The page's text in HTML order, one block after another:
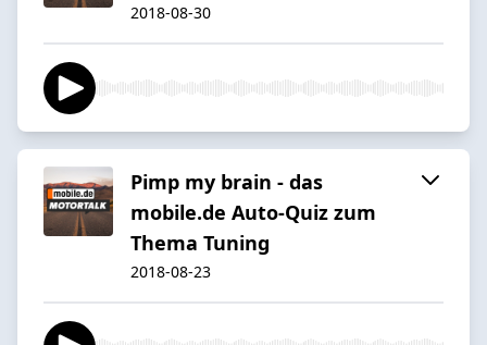
2018-08-30
Pimp my brain - das
mobile.de Auto-Quiz zum
Thema Tuning
2018-08-23